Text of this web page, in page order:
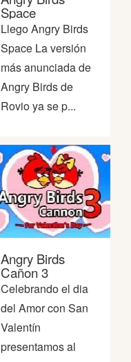
Space
Llego Angry Birds
Space La versión
más anunciada de
Angry Birds de
Rovio ya se p...
Angry Birds
Cañon 3
Celebrando el dia
del Amor con San
Valentín
presentamos al